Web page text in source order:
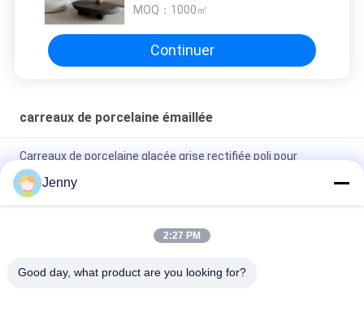
MOQ： 1000㎡
Continuer
carreaux de porcelaine émaillée
Carreaux de porcelaine glacée grise rectifiée poli pour
résidentiel / commercial
Carreaux de porcelaine rectifiée glacée brillante avec finition
polie à faible absorption d'eau
corps entier Matte Finition Avec 0,05% d'absorption d'eau
Jenny
2:27 PM
Good day, what product are you looking for?